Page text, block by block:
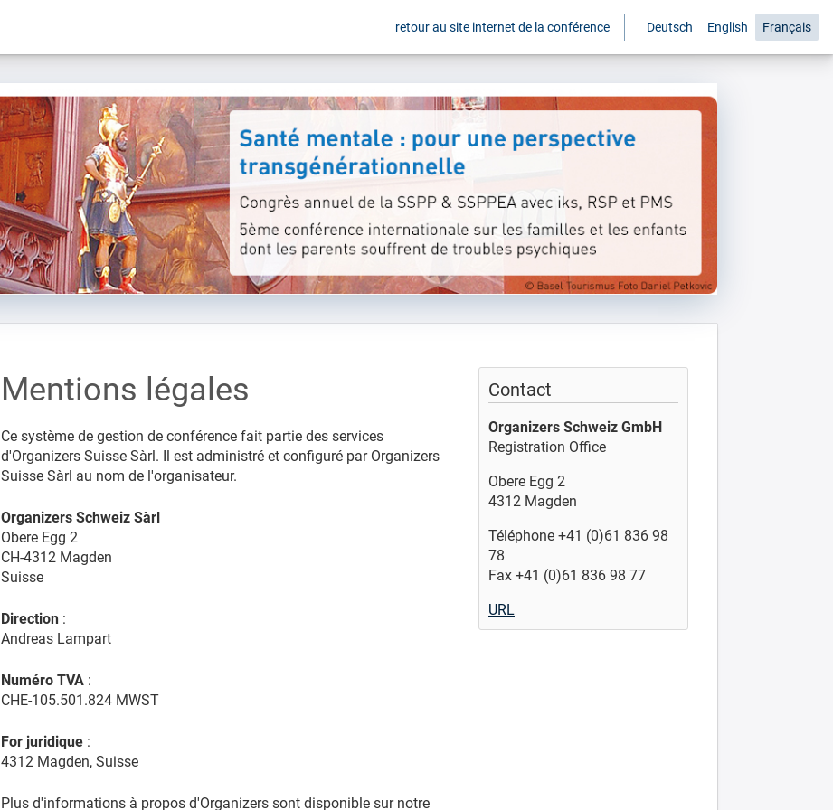
retour au site internet de la conférence Deutsch English Français
Mentions légales
Ce système de gestion de conférence fait partie des services
d'Organizers Suisse Sàrl. Il est administré et configuré par Organizers
Suisse Sàrl au nom de l'organisateur.
Organizers Schweiz Sàrl
Obere Egg 2
CH-4312 Magden
Suisse
Direction :
Andreas Lampart
Numéro TVA :
CHE-105.501.824 MWST
For juridique :
4312 Magden, Suisse
Plus d'informations à propos d'Organizers sont disponible sur notre
Contact
Organizers Schweiz GmbH
Registration Office
Obere Egg 2
4312 Magden
Téléphone +41 (0)61 836 98
78
Fax +41 (0)61 836 98 77
URL